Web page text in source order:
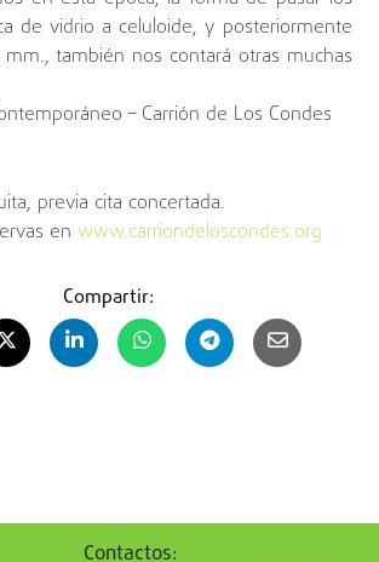
de vidrio a celuloide, y posteriormente
también nos contará otras muchas
– Carrión de Los Condes
previa cita concertada.
en www.carriondeloscondes.org
Compartir:
Contactos: